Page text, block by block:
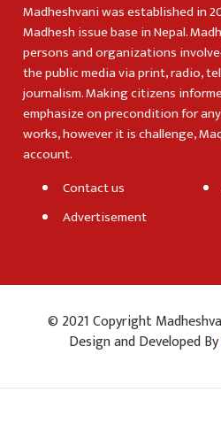
Madheshvani was established in
Madhesh issue base in Nepal.
persons and organizations
the public media via print, radio,
journalism. Making citizens
emphasize on precondition for
works, however it is challenge,
account.
Contact us
Advertisement
© 2021 Copyright
Design and Developed By